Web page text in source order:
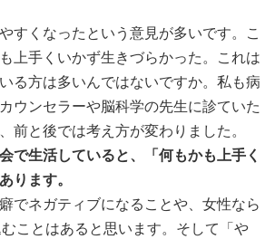
すくなったという意見が多いです。こ
上手くいかず生きづらかった。これは
る方は多いんではないですか。私も病
ウンセラーや脳科学の先生に診ていた
前と後では考え方が変わりました。
生活していると、「何もかも上手く
ります。
でネガティブになることや、女性なら
ことはあると思います。そして「や